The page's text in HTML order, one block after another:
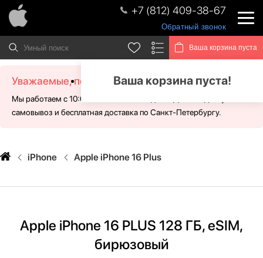
+7 (812) 409-38-67
Обратный звонок
Ваша корзина пуста
Ваша корзина пуста!
Уважаемые, посетители!
Мы работаем с 10:00 - 21:00 без выходных. Для Вас доступен
самовывоз и бесплатная доставка по Санкт-Петербургу.
iPhone Apple iPhone 16 Plus
Apple iPhone 16 PLUS 128 ГБ, eSIM,
бирюзовый